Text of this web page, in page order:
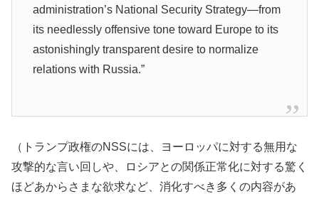
administration’s National Security Strategy—from
its needlessly offensive tone toward Europe to its
astonishingly transparent desire to normalize
relations with Russia.”
（トランプ政権のNSSには、ヨーロッパに対する無用な
攻撃的な言い回しや、ロシアとの関係正常化に対する驚く
ほどあからさまな欲求など、消化すべき多くの内容があ